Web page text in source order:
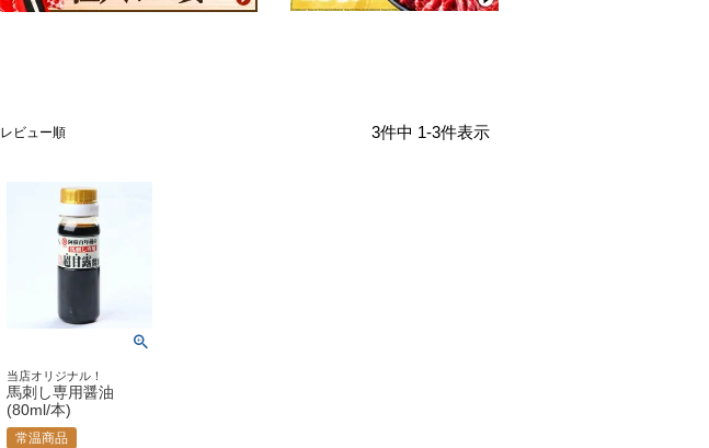
レビュー順 3件中 1-3件表示
当店オリジナル！
馬刺し専用醤油
(80ml/本)
常温商品